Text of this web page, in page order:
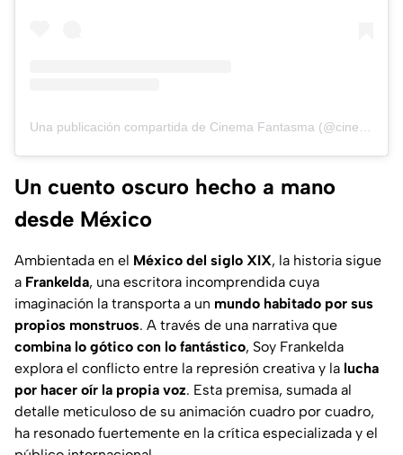
Una publicación compartida de Cinema Fantasma (@cinemafantasma)
Un cuento oscuro hecho a mano
desde México
Ambientada en el México del siglo XIX, la historia sigue
a Frankelda, una escritora incomprendida cuya
imaginación la transporta a un mundo habitado por sus
propios monstruos. A través de una narrativa que
combina lo gótico con lo fantástico, Soy Frankelda
explora el conflicto entre la represión creativa y la lucha
por hacer oír la propia voz. Esta premisa, sumada al
detalle meticuloso de su animación cuadro por cuadro,
ha resonado fuertemente en la crítica especializada y el